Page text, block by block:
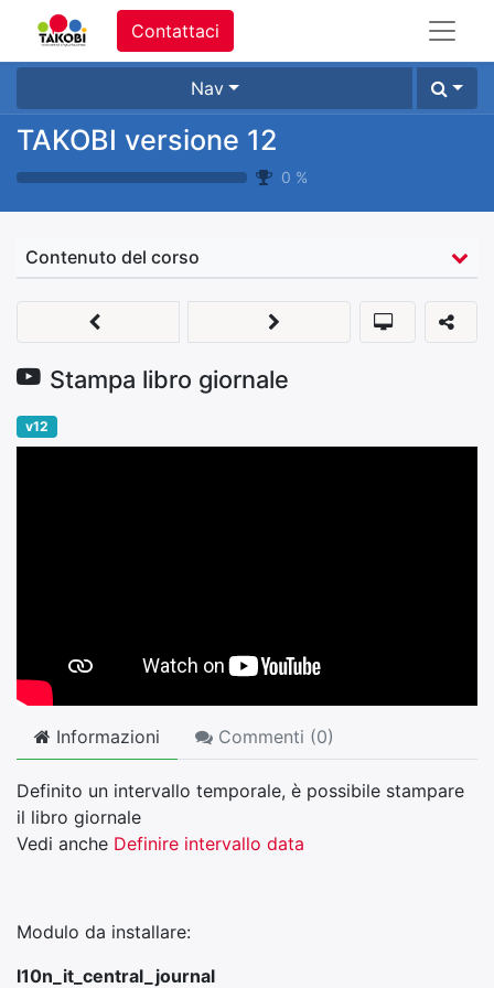
Contattaci
Nav
TAKOBI versione 12
0 %
Contenuto del corso
Stampa libro giornale
v12
Informazioni Commenti (0)
Definito un intervallo temporale, è possibile stampare
il libro giornale
Vedi anche Definire intervallo data
Modulo da installare:
l10n_it_central_journal